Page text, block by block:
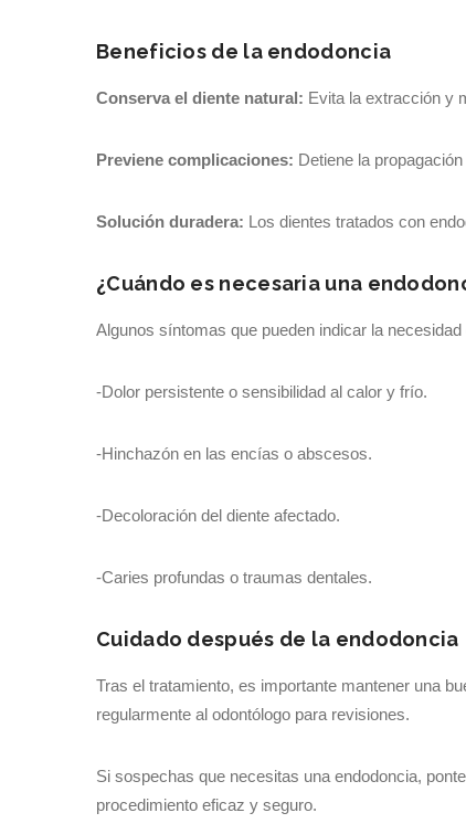
Beneficios de la endodoncia
Conserva el diente natural: Evita la extracción y
Previene complicaciones: Detiene la
Solución duradera: Los dientes tratados con
¿Cuándo es necesaria una
Algunos síntomas que pueden indicar la
-Dolor persistente o sensibilidad al calor y frío.
-Hinchazón en las encías o abscesos.
-Decoloración del diente afectado.
-Caries profundas o traumas dentales.
Cuidado después de la endodoncia
Tras el tratamiento, es importante mantener una
regularmente al odontólogo para revisiones.
Si sospechas que necesitas una endodoncia,
procedimiento eficaz y seguro.